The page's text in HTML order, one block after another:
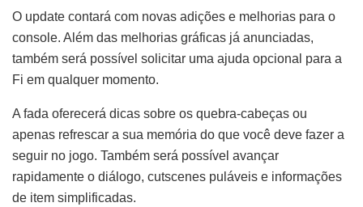
O update contará com novas adições e melhorias para o
console. Além das melhorias gráficas já anunciadas,
também será possível solicitar uma ajuda opcional para a
Fi em qualquer momento.
A fada oferecerá dicas sobre os quebra-cabeças ou
apenas refrescar a sua memória do que você deve fazer a
seguir no jogo. Também será possível avançar
rapidamente o diálogo, cutscenes puláveis ​​e informações
de item simplificadas.